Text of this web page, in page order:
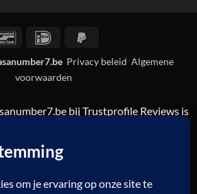
BancontactIDeal
Privacy beleid Algemene
voorwaarden
bij Trustprofile Reviewsis